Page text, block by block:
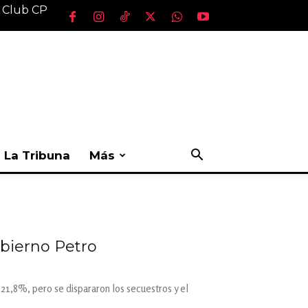
CP
La Tribuna Más
Petro
pero se dispararon los secuestros y el